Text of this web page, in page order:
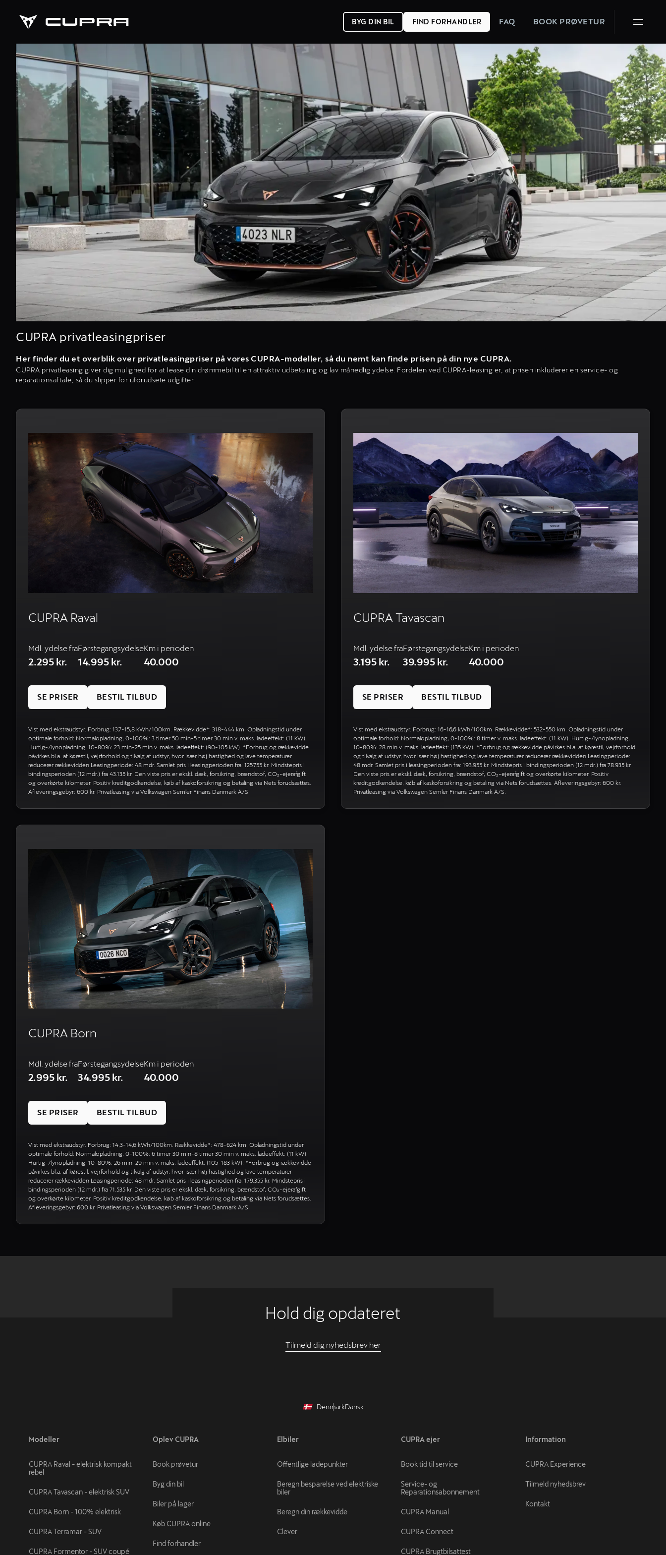
BYG DIN BIL FIND FORHANDLER FAQ BOOK PRØVETUR
CUPRA privatleasingpriser
Her finder du et overblik over privatleasingpriser på vores CUPRA-modeller, så du nemt kan finde prisen på din nye CUPRA.
CUPRA privatleasing giver dig mulighed for at lease din drømmebil til en attraktiv udbetaling og lav månedlig ydelse. Fordelen ved CUPRA-leasing er, at prisen inkluderer en service- og
reparationsaftale, så du slipper for uforudsete udgifter.
CUPRA Raval
Mdl. ydelse fra
2.295 kr.
Førstegangsydelse
14.995 kr.
Km i perioden
40.000
SE PRISER BESTIL TILBUD
Vist med ekstraudstyr. Forbrug: 13,7-15,8 kWh/100km. Rækkevidde*: 318-444 km. Opladningstid under
optimale forhold: Normalopladning, 0-100%: 3 timer 50 min-5 timer 30 min v. maks. ladeeffekt: (11 kW).
Hurtig-/lynopladning, 10-80%: 23 min-25 min v. maks. ladeeffekt: (90-105 kW). *Forbrug og rækkevidde
påvirkes bl.a. af kørestil, vejrforhold og tilvalg af udstyr, hvor især høj hastighed og lave temperaturer
reducerer rækkevidden Leasingperiode: 48 mdr. Samlet pris i leasingperioden fra: 125.755 kr. Mindstepris i
bindingsperioden (12 mdr.) fra 43.135 kr. Den viste pris er ekskl. dæk, forsikring, brændstof, CO₂-ejerafgift
og overkørte kilometer. Positiv kreditgodkendelse, køb af kaskoforsikring og betaling via Nets forudsættes.
Afleveringsgebyr: 600 kr. Privatleasing via Volkswagen Semler Finans Danmark A/S.
CUPRA Tavascan
Mdl. ydelse fra
3.195 kr.
Førstegangsydelse
39.995 kr.
Km i perioden
40.000
SE PRISER BESTIL TILBUD
Vist med ekstraudstyr. Forbrug: 16-16,6 kWh/100km. Rækkevidde*: 532-550 km. Opladningstid under
optimale forhold: Normalopladning, 0-100%: 8 timer v. maks. ladeeffekt: (11 kW). Hurtig-/lynopladning,
10-80%: 28 min v. maks. ladeeffekt: (135 kW). *Forbrug og rækkevidde påvirkes bl.a. af kørestil, vejrforhold
og tilvalg af udstyr, hvor især høj hastighed og lave temperaturer reducerer rækkevidden Leasingperiode:
48 mdr. Samlet pris i leasingperioden fra: 193.955 kr. Mindstepris i bindingsperioden (12 mdr.) fra 78.935 kr.
Den viste pris er ekskl. dæk, forsikring, brændstof, CO₂-ejerafgift og overkørte kilometer. Positiv
kreditgodkendelse, køb af kaskoforsikring og betaling via Nets forudsættes. Afleveringsgebyr: 600 kr.
Privatleasing via Volkswagen Semler Finans Danmark A/S.
CUPRA Born
Mdl. ydelse fra
2.995 kr.
Førstegangsydelse
34.995 kr.
Km i perioden
40.000
SE PRISER BESTIL TILBUD
Vist med ekstraudstyr. Forbrug: 14,3-14,6 kWh/100km. Rækkevidde*: 478-624 km. Opladningstid under
optimale forhold: Normalopladning, 0-100%: 6 timer 30 min-8 timer 30 min v. maks. ladeeffekt: (11 kW).
Hurtig-/lynopladning, 10-80%: 26 min-29 min v. maks. ladeeffekt: (105-183 kW). *Forbrug og rækkevidde
påvirkes bl.a. af kørestil, vejrforhold og tilvalg af udstyr, hvor især høj hastighed og lave temperaturer
reducerer rækkevidden Leasingperiode: 48 mdr. Samlet pris i leasingperioden fra: 179.355 kr. Mindstepris i
bindingsperioden (12 mdr.) fra 71.535 kr. Den viste pris er ekskl. dæk, forsikring, brændstof, CO₂-ejerafgift
og overkørte kilometer. Positiv kreditgodkendelse, køb af kaskoforsikring og betaling via Nets forudsættes.
Afleveringsgebyr: 600 kr. Privatleasing via Volkswagen Semler Finans Danmark A/S.
Hold dig opdateret
Tilmeld dig nyhedsbrev her
DenmarkDansk
Modeller
CUPRA Raval - elektrisk kompakt
rebel
CUPRA Tavascan - elektrisk SUV
CUPRA Born - 100% elektrisk
CUPRA Terramar - SUV
CUPRA Formentor - SUV coupé
Oplev CUPRA
Book prøvetur
Byg din bil
Biler på lager
Køb CUPRA online
Find forhandler
Elbiler
Offentlige ladepunkter
Beregn besparelse ved elektriske
biler
Beregn din rækkevidde
Clever
CUPRA ejer
Book tid til service
Service- og
Reparationsabonnement
CUPRA Manual
CUPRA Connect
CUPRA Brugtbilsattest
Information
CUPRA Experience
Tilmeld nyhedsbrev
Kontakt